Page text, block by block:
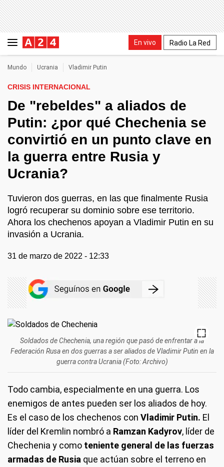
En vivo Radio La Red
Mundo Ucrania Vladimir Putin
CRISIS INTERNACIONAL
De "rebeldes" a aliados de
Putin: ¿por qué Chechenia se
convirtió en un punto clave en
la guerra entre Rusia y
Ucrania?
Tuvieron dos guerras, en las que finalmente Rusia
logró recuperar su dominio sobre ese territorio.
Ahora los chechenos apoyan a Vladimir Putin en su
invasión a Ucrania.
31 de marzo de 2022 - 12:33
Soldados de Chechenia, una región que pasó de enfrentar a la
Federación Rusa en dos guerras a ser aliados de Vladimir Putin en la
guerra contra Ucrania (Foto: Archivo)
Todo cambia, especialmente en una guerra. Los
enemigos de antes pueden ser los aliados de hoy.
Es el caso de los chechenos con Vladimir Putin. El
líder del Kremlin nombró a Ramzan Kadyrov, líder de
Chechenia y como teniente general de las fuerzas
armadas de Rusia que actúan sobre el terreno en